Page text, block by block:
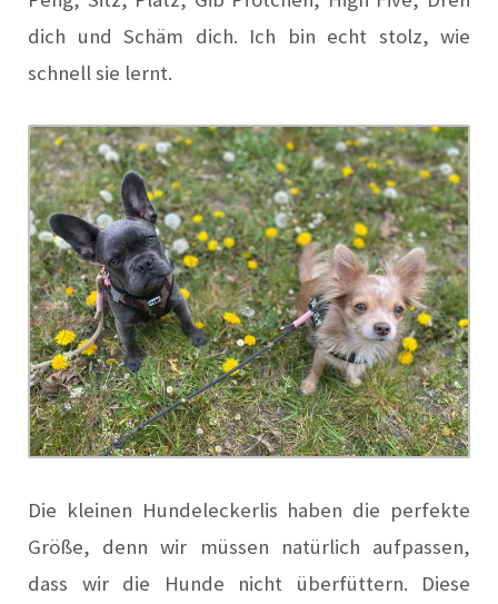
dich und Schäm dich. Ich bin echt stolz, wie
schnell sie lernt.
Die kleinen Hundeleckerlis haben die perfekte
Größe, denn wir müssen natürlich aufpassen,
dass wir die Hunde nicht überfüttern. Diese